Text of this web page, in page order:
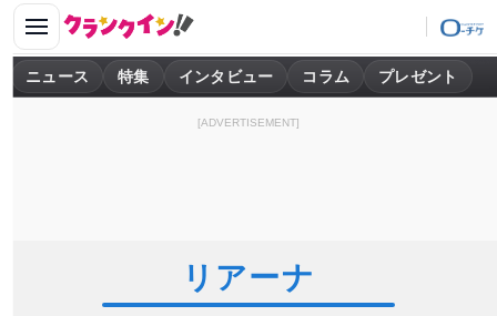
ニュース 特集 インタビュー コラム プレゼント
[ADVERTISEMENT]
リアーナ